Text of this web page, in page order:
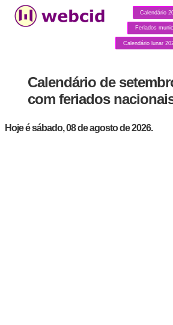
Calendário
Feriados
Calendário lunar
Calendário de
com feriados
Hoje é sábado, 08 de agosto de 2026.